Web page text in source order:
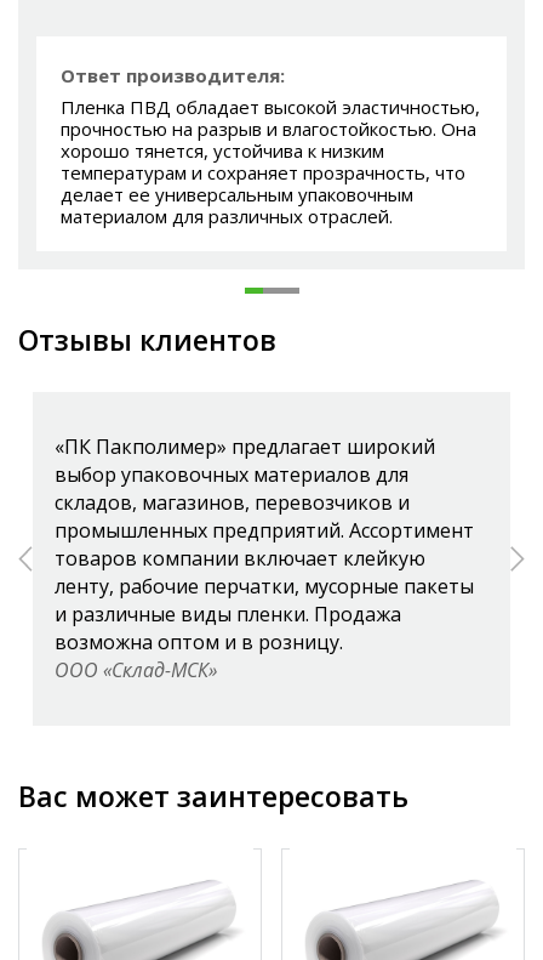
Ответ производителя:
Пленка ПВД обладает высокой эластичностью,
прочностью на разрыв и влагостойкостью. Она
хорошо тянется, устойчива к низким
температурам и сохраняет прозрачность, что
делает ее универсальным упаковочным
материалом для различных отраслей.
Отзывы клиентов
«ПК Пакполимер» предлагает широкий
выбор упаковочных материалов для
складов, магазинов, перевозчиков и
промышленных предприятий. Ассортимент
товаров компании включает клейкую
ленту, рабочие перчатки, мусорные пакеты
и различные виды пленки. Продажа
возможна оптом и в розницу.
ООО «Склад-МСК»
Вас может заинтересовать